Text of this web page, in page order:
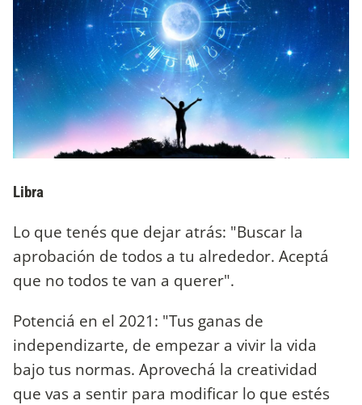
Libra
Lo que tenés que dejar atrás: "Buscar la
aprobación de todos a tu alrededor. Aceptá
que no todos te van a querer".
Potenciá en el 2021: "Tus ganas de
independizarte, de empezar a vivir la vida
bajo tus normas. Aprovechá la creatividad
que vas a sentir para modificar lo que estés